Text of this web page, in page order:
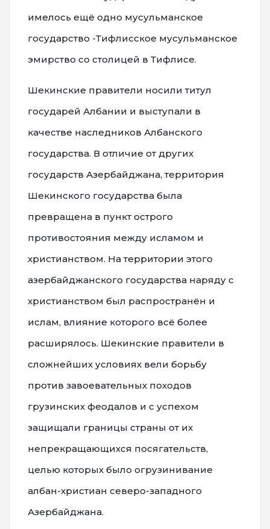
имелось ещё одно мусульманское
государство -Тифлисское мусульманское
эмирство со столицей в Тифлисе.
Шекинские правители носили титул
государей Албании и выступали в
качестве наследников Албанского
государства. В отличие от других
государств Азербайджана, территория
Шекинского государства была
превращена в пункт острого
противостояния между исламом и
христианством. На территории этого
азербайджанского государства наряду с
христианством был распространён и
ислам, влияние которого всё более
расширялось. Шекинские правители в
сложнейших условиях вели борьбу
против завоевательных походов
грузинских феодалов и с успехом
защищали границы страны от их
непрекращающихся посягательств,
целью которых было огрузинивание
албан-христиан северо-западного
Азербайджана.